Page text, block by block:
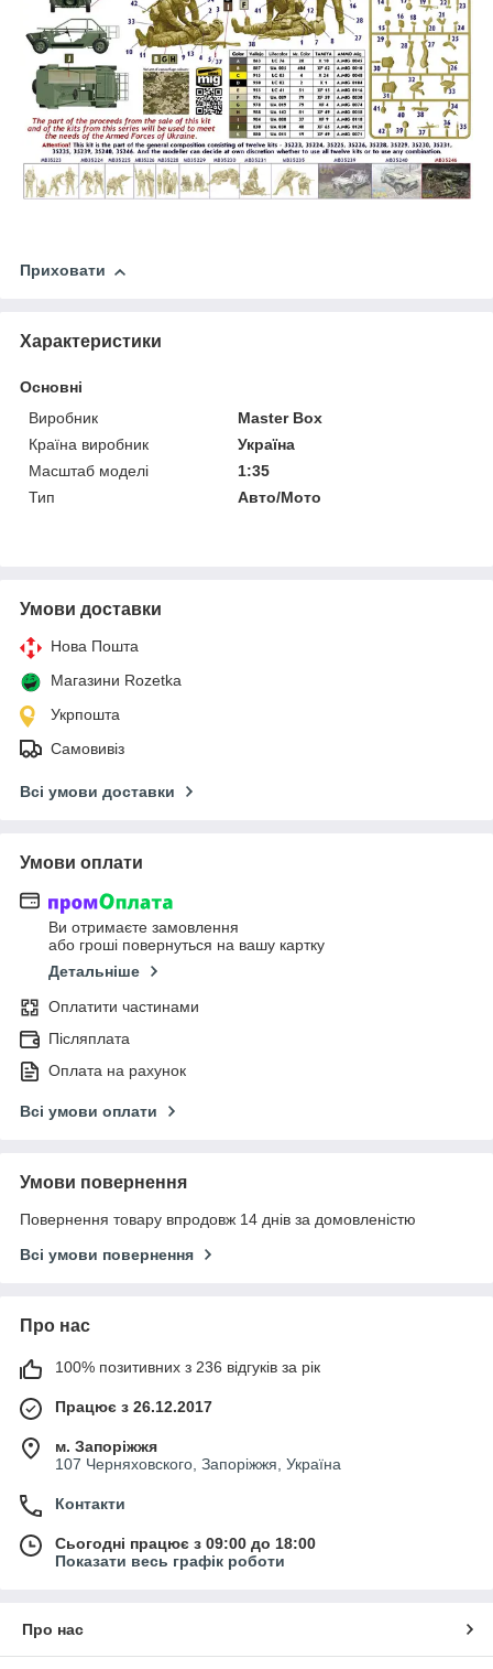
Приховати
Характеристики
Основні
Виробник
Master Box
Країна виробник
Україна
Масштаб моделі
1:35
Тип
Авто/Мото
Умови доставки
Нова Пошта
Магазини Rozetka
Укрпошта
Самовивіз
Всі умови доставки
Умови оплати
Ви отримаєте замовлення
або гроші повернуться на вашу картку
Детальніше
Оплатити частинами
Післяплата
Оплата на рахунок
Всі умови оплати
Умови повернення
Повернення товару впродовж 14 днів за домовленістю
Всі умови повернення
Про нас
100% позитивних з 236 відгуків за рік
Працює з 26.12.2017
м. Запоріжжя
107 Черняховского, Запоріжжя, Україна
Контакти
Сьогодні працює з 09:00 до 18:00
Показати весь графік роботи
Про нас